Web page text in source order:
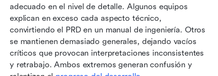
adecuado en el nivel de detalle. Algunos equipos
explican en exceso cada aspecto técnico,
convirtiendo el PRD en un manual de ingeniería. Otros
se mantienen demasiado generales, dejando vacíos
críticos que provocan interpretaciones inconsistentes
y retrabajo. Ambos extremos generan confusión y